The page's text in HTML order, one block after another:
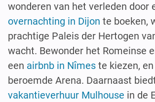
wonderen van het verleden door
overnachting in Dijon te boeken,
prachtige Paleis der Hertogen
wacht. Bewonder het Romeinse
een airbnb in Nîmes te kiezen,
beroemde Arena. Daarnaast
vakantieverhuur Mulhouse in de